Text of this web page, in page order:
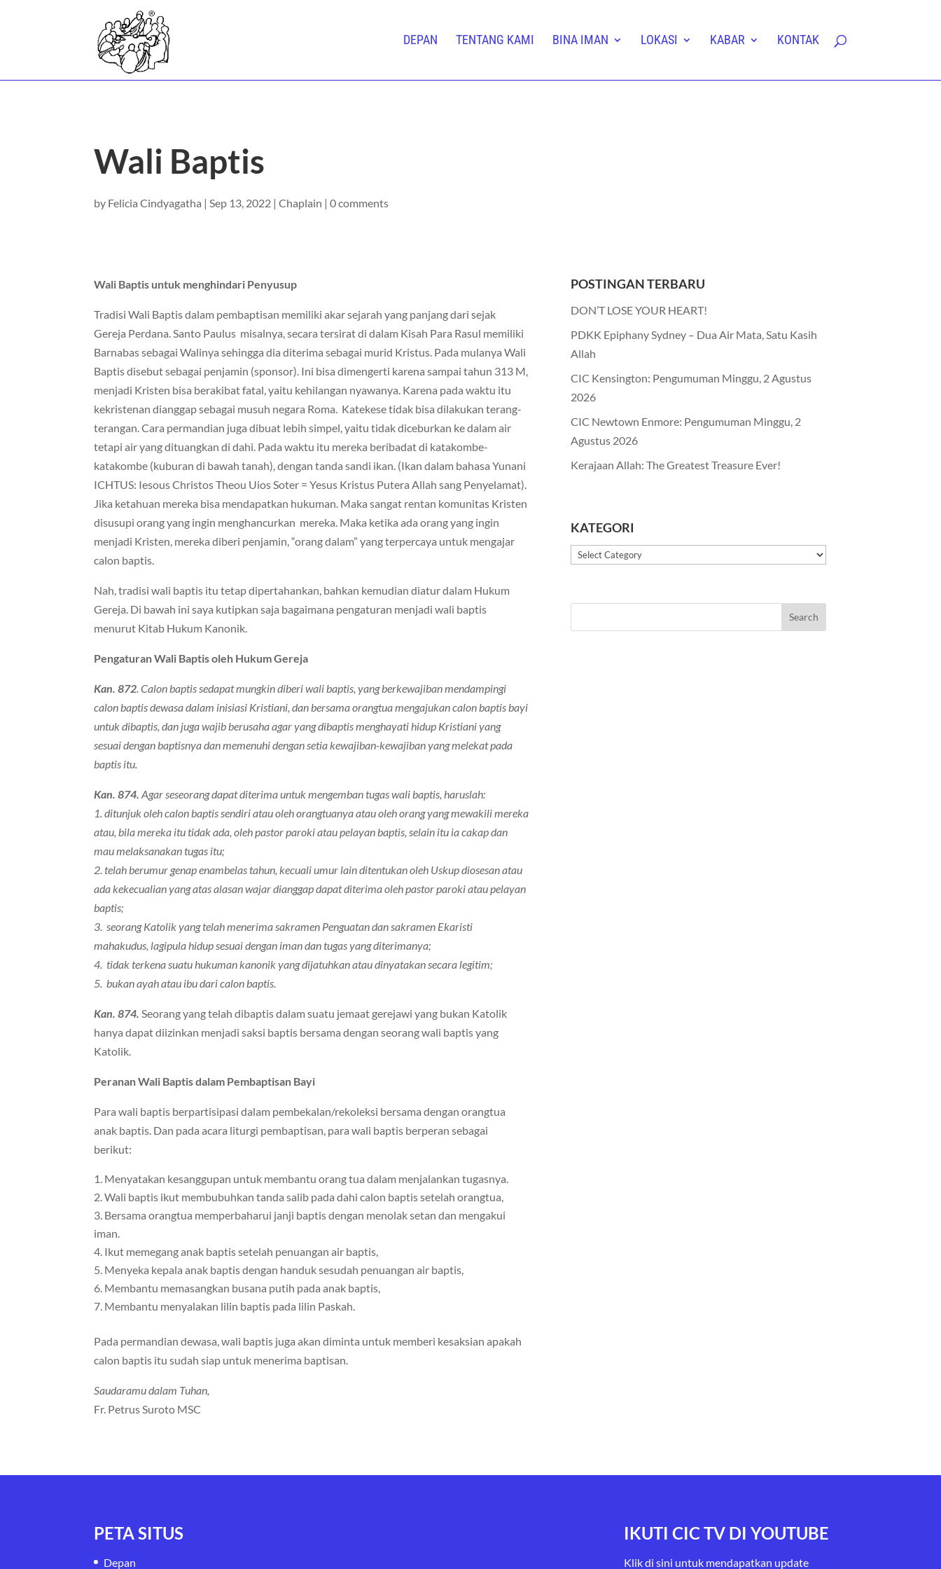
DEPAN TENTANG KAMI BINA IMAN LOKASI KABAR KONTAK
Wali Baptis
by Felicia Cindyagatha | Sep 13, 2022 |Chaplain |0 comments
Wali Baptis untuk menghindari Penyusup
Tradisi Wali Baptis dalam pembaptisan memiliki akar sejarah yang panjang dari sejak
Gereja Perdana. Santo Paulus misalnya, secara tersirat di dalam Kisah Para Rasul memiliki
Barnabas sebagai Walinya sehingga dia diterima sebagai murid Kristus. Pada mulanya Wali
Baptis disebut sebagai penjamin (sponsor). Ini bisa dimengerti karena sampai tahun 313 M,
menjadi Kristen bisa berakibat fatal, yaitu kehilangan nyawanya. Karena pada waktu itu
kekristenan dianggap sebagai musuh negara Roma. Katekese tidak bisa dilakukan terang-
terangan. Cara permandian juga dibuat lebih simpel, yaitu tidak diceburkan ke dalam air
tetapi air yang dituangkan di dahi. Pada waktu itu mereka beribadat di katakombe-
katakombe (kuburan di bawah tanah), dengan tanda sandi ikan. (Ikan dalam bahasa Yunani
ICHTUS: Iesous Christos Theou Uios Soter = Yesus Kristus Putera Allah sang Penyelamat).
Jika ketahuan mereka bisa mendapatkan hukuman. Maka sangat rentan komunitas Kristen
disusupi orang yang ingin menghancurkan mereka. Maka ketika ada orang yang ingin
menjadi Kristen, mereka diberi penjamin, “orang dalam” yang terpercaya untuk mengajar
calon baptis.
Nah, tradisi wali baptis itu tetap dipertahankan, bahkan kemudian diatur dalam Hukum
Gereja. Di bawah ini saya kutipkan saja bagaimana pengaturan menjadi wali baptis
menurut Kitab Hukum Kanonik.
Pengaturan Wali Baptis oleh Hukum Gereja
Kan. 872. Calon baptis sedapat mungkin diberi wali baptis, yang berkewajiban mendampingi
calon baptis dewasa dalam inisiasi Kristiani, dan bersama orangtua mengajukan calon baptis bayi
untuk dibaptis, dan juga wajib berusaha agar yang dibaptis menghayati hidup Kristiani yang
sesuai dengan baptisnya dan memenuhi dengan setia kewajiban-kewajiban yang melekat pada
baptis itu.
Kan. 874. Agar seseorang dapat diterima untuk mengemban tugas wali baptis, haruslah:
1. ditunjuk oleh calon baptis sendiri atau oleh orangtuanya atau oleh orang yang mewakili mereka
atau, bila mereka itu tidak ada, oleh pastor paroki atau pelayan baptis, selain itu ia cakap dan
mau melaksanakan tugas itu;
2. telah berumur genap enambelas tahun, kecuali umur lain ditentukan oleh Uskup diosesan atau
ada kekecualian yang atas alasan wajar dianggap dapat diterima oleh pastor paroki atau pelayan
baptis;
3. seorang Katolik yang telah menerima sakramen Penguatan dan sakramen Ekaristi
mahakudus, lagipula hidup sesuai dengan iman dan tugas yang diterimanya;
4. tidak terkena suatu hukuman kanonik yang dijatuhkan atau dinyatakan secara legitim;
5. bukan ayah atau ibu dari calon baptis.
Kan. 874.Seorang yang telah dibaptis dalam suatu jemaat gerejawi yang bukan Katolik
hanya dapat diizinkan menjadi saksi baptis bersama dengan seorang wali baptis yang
Katolik.
Peranan Wali Baptis dalam Pembaptisan Bayi
Para wali baptis berpartisipasi dalam pembekalan/rekoleksi bersama dengan orangtua
anak baptis. Dan pada acara liturgi pembaptisan, para wali baptis berperan sebagai
berikut:
Menyatakan kesanggupan untuk membantu orang tua dalam menjalankan tugasnya.
Wali baptis ikut membubuhkan tanda salib pada dahi calon baptis setelah orangtua,
Bersama orangtua memperbaharui janji baptis dengan menolak setan dan mengakui
iman.
Ikut memegang anak baptis setelah penuangan air baptis,
Menyeka kepala anak baptis dengan handuk sesudah penuangan air baptis,
Membantu memasangkan busana putih pada anak baptis,
Membantu menyalakan lilin baptis pada lilin Paskah.
Pada permandian dewasa, wali baptis juga akan diminta untuk memberi kesaksian apakah
calon baptis itu sudah siap untuk menerima baptisan.
Saudaramu dalam Tuhan,
Fr. Petrus Suroto MSC
POSTINGAN TERBARU
DON’T LOSE YOUR HEART!
PDKK Epiphany Sydney – Dua Air Mata, Satu Kasih
Allah
CIC Kensington: Pengumuman Minggu, 2 Agustus
2026
CIC Newtown Enmore: Pengumuman Minggu, 2
Agustus 2026
Kerajaan Allah: The Greatest Treasure Ever!
KATEGORI
Kategori
PETA SITUS
Depan
IKUTI CIC TV DI YOUTUBE
Klik di sini untuk mendapatkan update